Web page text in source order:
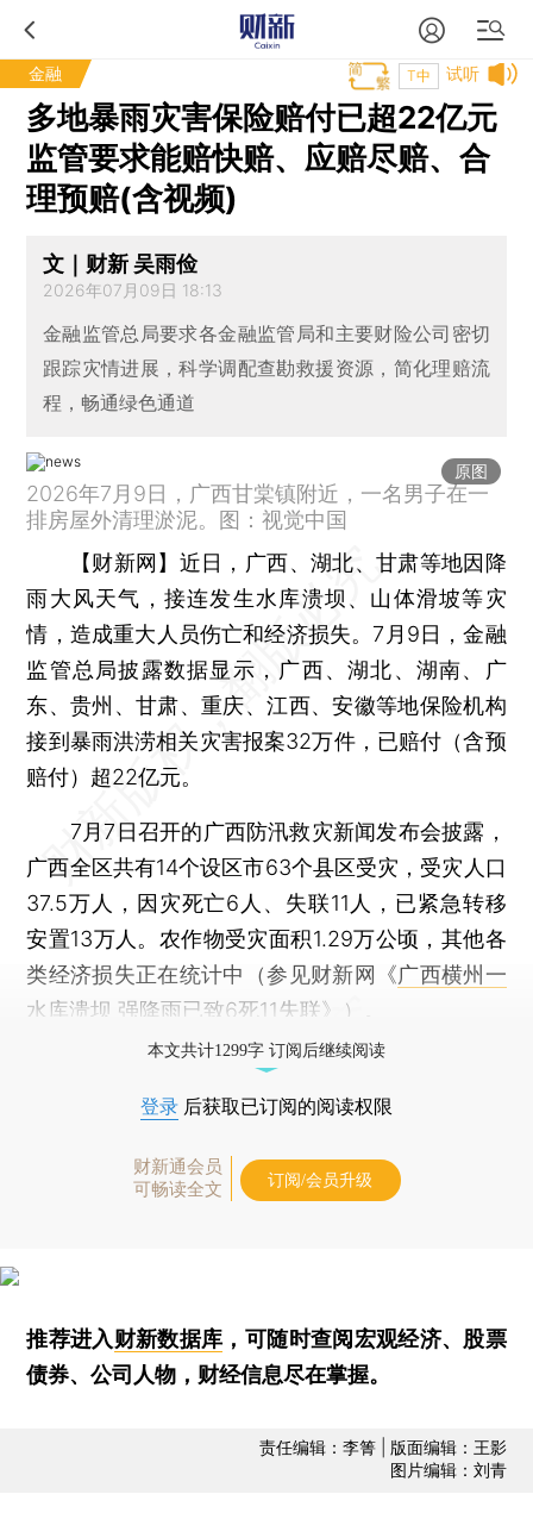
金融 试听
T中
多地暴雨灾害保险赔付已超22亿元
监管要求能赔快赔、应赔尽赔、合
理预赔(含视频)
文｜财新 吴雨俭
2026年07月09日 18:13
金融监管总局要求各金融监管局和主要财险公司密切
跟踪灾情进展，科学调配查勘救援资源，简化理赔流
程，畅通绿色通道
原图
2026年7月9日，广西甘棠镇附近，一名男子在一
排房屋外清理淤泥。图：视觉中国
【财新网】 近日，广西、湖北、甘肃等地因降
雨大风天气，接连发生水库溃坝、山体滑坡等灾
情，造成重大人员伤亡和经济损失。7月9日，金融
监管总局披露数据显示，广西、湖北、湖南、广
东、贵州、甘肃、重庆、江西、安徽等地保险机构
接到暴雨洪涝相关灾害报案32万件，已赔付（含预
赔付）超22亿元。
7月7日召开的广西防汛救灾新闻发布会披露，
广西全区共有14个设区市63个县区受灾，受灾人口
37.5万人，因灾死亡6人、失联11人，已紧急转移
安置13万人。农作物受灾面积1.29万公顷，其他各
类经济损失正在统计中（参见财新网《广西横州一
水库溃坝 强降雨已致6死11失联》）。
本文共计1299字 订阅后继续阅读
登录 后获取已订阅的阅读权限
财新通会员
可畅读全文
订阅/会员升级
推荐进入财新数据库 ，可随时查阅宏观经济、股票
债券、公司人物，财经信息尽在掌握。
责任编辑：李箐 | 版面编辑：王影
图片编辑：刘青